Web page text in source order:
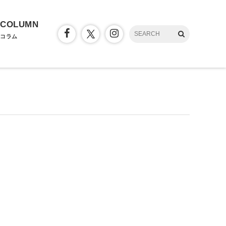
COLUMN
コラム